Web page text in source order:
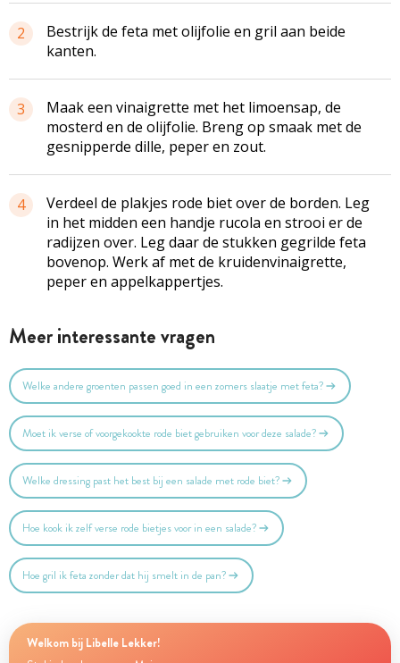
2
Bestrijk de feta met olijfolie en gril aan beide
kanten.
3
Maak een vinaigrette met het limoensap, de
mosterd en de olijfolie. Breng op smaak met de
gesnipperde dille, peper en zout.
4
Verdeel de plakjes rode biet over de borden. Leg
in het midden een handje rucola en strooi er de
radijzen over. Leg daar de stukken gegrilde feta
bovenop. Werk af met de kruidenvinaigrette,
peper en appelkappertjes.
Meer interessante vragen
Welke andere groenten passen goed in een zomers slaatje met feta?
Moet ik verse of voorgekookte rode biet gebruiken voor deze salade?
Welke dressing past het best bij een salade met rode biet?
Hoe kook ik zelf verse rode bietjes voor in een salade?
Hoe gril ik feta zonder dat hij smelt in de pan?
Welkom bij Libelle Lekker!